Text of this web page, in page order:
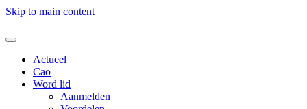
Skip to main content
Actueel
Cao
Word lid
Aanmelden